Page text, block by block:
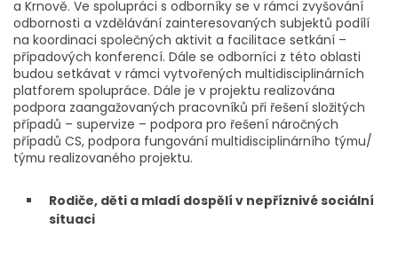
a Krnově. Ve spolupráci s odborníky se v rámci zvyšování
odbornosti a vzdělávání zainteresovaných subjektů podílí
na koordinaci společných aktivit a facilitace setkání –
případových konferencí. Dále se odborníci z této oblasti
budou setkávat v rámci vytvořených multidisciplinárních
platforem spolupráce. Dále je v projektu realizována
podpora zaangažovaných pracovníků při řešení složitých
případů – supervize – podpora pro řešení náročných
případů CS, podpora fungování multidisciplinárního týmu/
týmu realizovaného projektu.
Rodiče, děti a mladí dospělí v nepříznivé sociální
situaci